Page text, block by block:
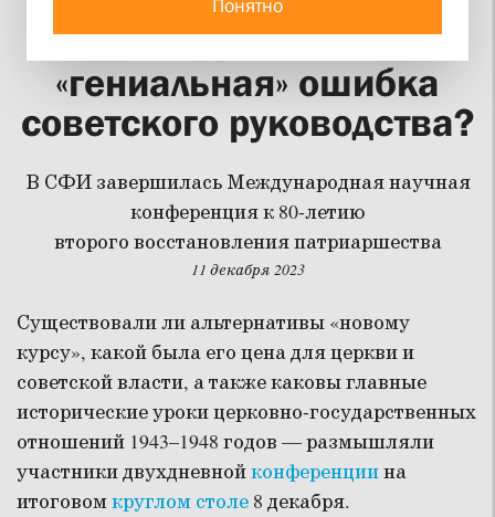
необходимость или
«гениальная» ошибка
советского руководства?
В СФИ завершилась Международная научная
конференция к 80-летию
второго восстановления патриаршества
11 декабря 2023
Существовали ли альтернативы «новому
курсу», какой была его цена для церкви и
советской власти, а также каковы главные
исторические уроки церковно-государственных
отношений 1943–1948 годов — размышляли
участники двухдневнойконференциина
итоговомкруглом столе 8 декабря.
Понятно